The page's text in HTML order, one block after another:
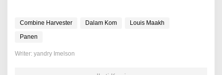
Combine Harvester Dalam Kom
Louis Maakh
Panen
Writer: yandry Imelson